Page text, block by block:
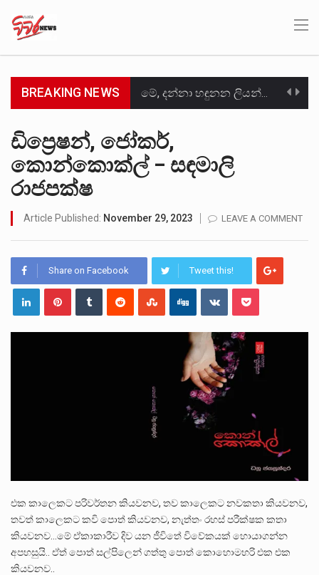
BREAKING NEWS මේ, දන්නා හඳුනන ලියන්නකුගේ නන්නාඳුනන අඩවියක සැරිසරා ලද ආස්වාදනීය මොහොතක සිංහාවලෝකනයකි .කෙටි කවියක දිගු බර…
බන්ධනාගාර රැදවියන් 1,021 දෙනෙකු ඉකුත් වසර පහක කාලය තුලදී (2020 ජනවාරි 01 සිට 2025 දෙසැම්බර්…
මහර බන්ධනාගාරයේ අද ඇතිවූ සිද්ධියෙන් තුවාල ලැබූ බව කියන රැඳවියන් ගණන ඉහළ ගොස් තිබේ. ඒ…
2011 වසරේදී දේශපාලන හා මානව හිමිකම් ක්‍රියාකාරීන් වන ලලිත්කුමාර් වීරරාජ් සහ කුගන් මුරුගානන්දන් යාපනයේදී අතුරුදන්…
ඩිප්‍රෙෂන්, ජෝකර්,
කොන්කොක්ල් – සඳමාලි
රාජපක්ෂ
Article Published: November 29, 2023 LEAVE A COMMENT
Share on Facebook Tweet this!
එක කාලෙකට පරිවර්තන කියවනව, තව කාලෙකට නවකතා කියවනව,
තවත් කාලෙකට කවි පොත් කියවනව, නැත්තං රහස් පරීක්ෂක කතා
කියවනව…මේ ඒකාකාරීව දිව යන ජීවිතේ විවේකයක් හොයාගන්න
අපහසුයි.. ඒත් පොත් සල්පිලෙන් ගත්තු පොත් කොහොමහරි එක එක
කියවනව..